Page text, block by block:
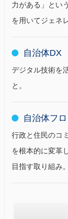
力がある」とい
を用いてジェネ
自治体DX
デジタル技術を
と。
自治体フ
行政と住民のコ
を根本的に変革
目指す取り組み。